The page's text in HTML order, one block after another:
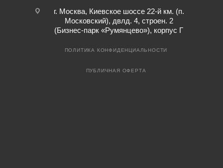
г. Москва, Киевское шоссе 22-й км. (п.
Московский), двлд. 4, строен. 2
(Бизнес-парк «Румянцево»), корпус Г
ПОЛИТИКА КОНФИДЕНЦИАЛЬНОСТИ
ПУБЛИЧНАЯ ОФЕРТА